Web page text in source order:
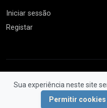
Sua experiência neste site
Permitir cookies
Iniciar sessão
Registar
© 2026 Ferro Velho.